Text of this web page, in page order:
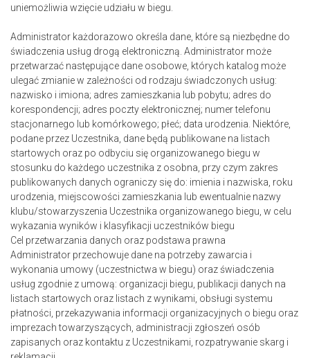
uniemożliwia wzięcie udziału w biegu.
Administrator każdorazowo określa dane, które są niezbędne do
świadczenia usług drogą elektroniczną. Administrator może
przetwarzać następujące dane osobowe, których katalog może
ulegać zmianie w zależności od rodzaju świadczonych usług:
nazwisko i imiona; adres zamieszkania lub pobytu; adres do
korespondencji; adres poczty elektronicznej; numer telefonu
stacjonarnego lub komórkowego; płeć; data urodzenia. Niektóre,
podane przez Uczestnika, dane będą publikowane na listach
startowych oraz po odbyciu się organizowanego biegu w
stosunku do każdego uczestnika z osobna, przy czym zakres
publikowanych danych ograniczy się do: imienia i nazwiska, roku
urodzenia, miejscowości zamieszkania lub ewentualnie nazwy
klubu/stowarzyszenia Uczestnika organizowanego biegu, w celu
wykazania wyników i klasyfikacji uczestników biegu
Cel przetwarzania danych oraz podstawa prawna
Administrator przechowuje dane na potrzeby zawarcia i
wykonania umowy (uczestnictwa w biegu) oraz świadczenia
usług zgodnie z umową: organizacji biegu, publikacji danych na
listach startowych oraz listach z wynikami, obsługi systemu
płatności, przekazywania informacji organizacyjnych o biegu oraz
imprezach towarzyszących, administracji zgłoszeń osób
zapisanych oraz kontaktu z Uczestnikami, rozpatrywanie skarg i